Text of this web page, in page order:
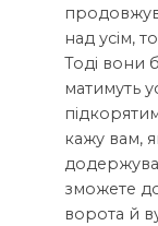
над усім,
Тоді вони
матимуть
кажу вам,
зможете
ворота й